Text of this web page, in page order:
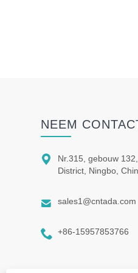
NEEM

Nr.315, gebouw
District, Ningbo,
 sales1@cntada.com
 +86-15957853766